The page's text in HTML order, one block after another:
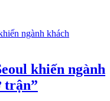
khiến ngành
trận”